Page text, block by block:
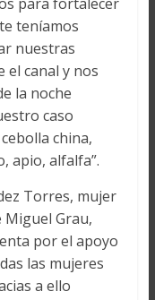
teníamos
nuestras
el canal y nos
la noche
caso
china,
apio, alfalfa”.
Torres, mujer
Miguel Grau,
por el apoyo
las mujeres
a ello